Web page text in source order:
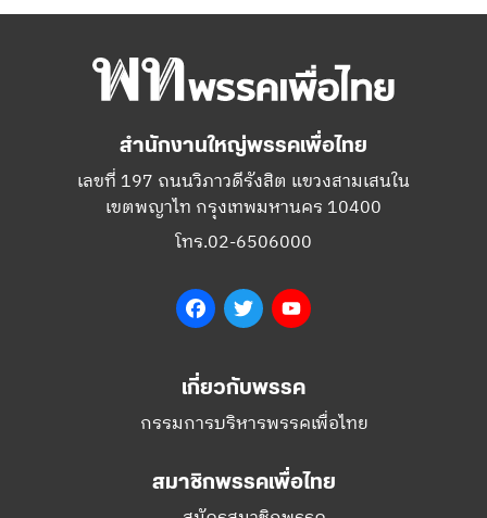
สำนักงานใหญ่พรรคเพื่อไทย
เลขที่ 197 ถนนวิภาวดีรังสิต แขวงสามเสนใน
เขตพญาไท กรุงเทพมหานคร 10400
โทร.02-6506000
FacebookTwitter
เกี่ยวกับพรรค
กรรมการบริหารพรรคเพื่อไทย
สมาชิกพรรคเพื่อไทย